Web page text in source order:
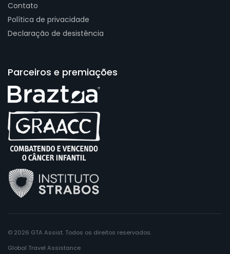
Contato
Política de privacidade
Declaração de desistência
Parceiros e premiações
© 2026 GTA Assist. Todos os direitos reservados.
Global Travel Assistance